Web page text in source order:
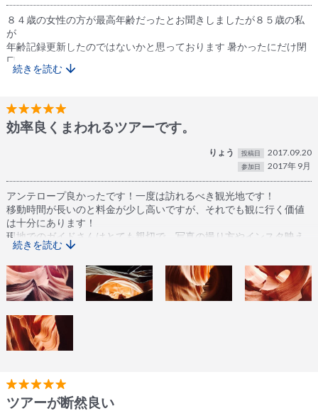
８４歳の女性の方が最高年齢だったとお聞きしましたが８５歳の私
が
年齢記録更新したのではないかと思っております 暑かったにだけ閉
口
しました何しろ１１４度（F）でした どんどん年齢記録更新者が出る
運転してくれたお二人もgood driver でしたし人柄も良くって
comfortable
続きを読む
効率良くまわれるツアーです。
りょう 投稿日 2017.09.20
参加日 2017年 9月
アンテロープ良かったです！一度は訪れるべき観光地です！
移動時間が長いのと料金が少し高いですが、それでも観に行く価値
は十分にあります！
現地でのガイドさんはとても親切で、写真の撮り方やインスタ映え
するポイントを教えてくれます。
記念撮影もガイドさんが参加者単位で撮ってくれたので良かったで
す。ガイドさんありがとう！
当日は生憎の雨模様でしたが、それでも内部では写真のような幻想
的な光景を観ることが出来ました。
アッパーとローワーの合間に訪れたホースシューベントも圧巻の絶
景でした。
テレビでは観ていましたが、本物を目の前にするとスケールの大き
今回はこちらのツアーを利用しましたが、効率良くまわるにはツア
ーでの参加をお勧めします。
続きを読む
ツアーが断然良い